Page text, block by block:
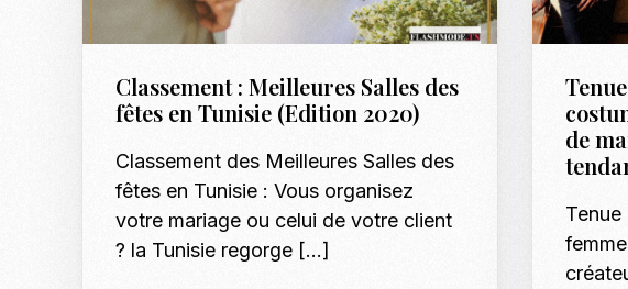
Classement : Meilleures Salles des
fêtes en Tunisie (Edition 2020)
Classement des Meilleures Salles des
fêtes en Tunisie : Vous organisez
votre mariage ou celui de votre client
? la Tunisie regorge […]
de